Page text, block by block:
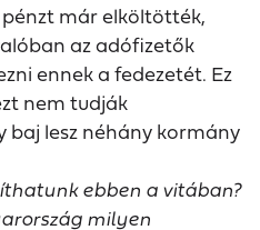
már elköltötték,
az adófizetők
ennek a fedezetét. Ez
nem tudják
baj lesz néhány kormány
ebben a vitában?
milyen